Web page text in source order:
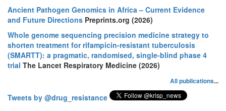
Ancient Pathogen Genomics in Africa – Current Evidence
and Future Directions Preprints.org (2026)
Whole genome sequencing precision medicine strategy to
shorten treatment for rifampicin-resistant tuberculosis
(SMARTT): a pragmatic, randomised, single-blind phase 4
trial The Lancet Respiratory Medicine (2026)
All publications...
Tweets by @drug_resistance